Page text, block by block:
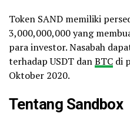
Token SAND memiliki
3,000,000,000 yang
para investor. Nasabah
terhadap USDT danBTC di
Oktober 2020.
Tentang Sandbox